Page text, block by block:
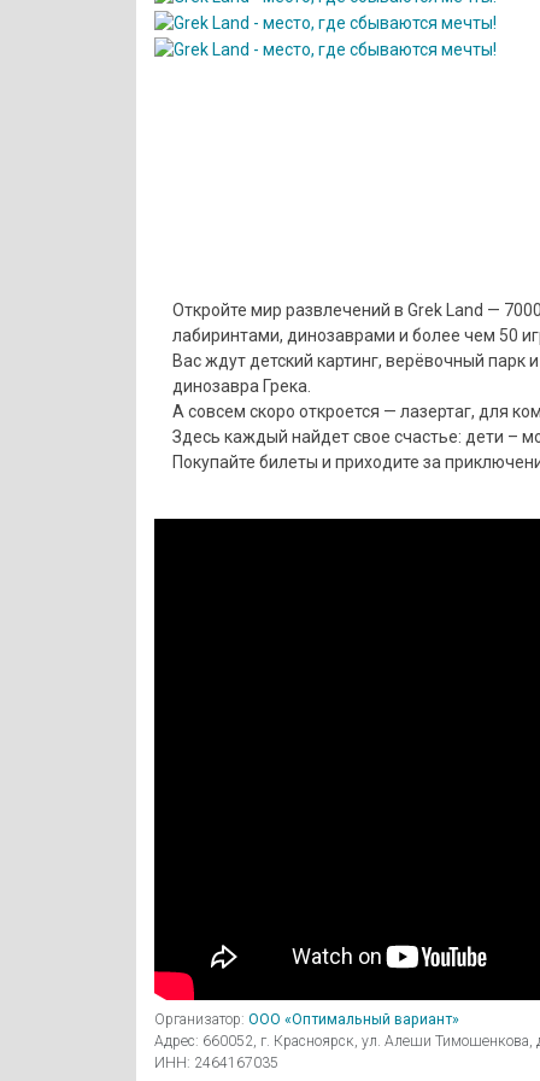
Откройте мир развлечений в Grek Land —
лабиринтами, динозаврами и более чем 50
Вас ждут детский картинг, верёвочный парк
динозавра Грека.
А совсем скоро откроется — лазертаг, для
Здесь каждый найдет свое счастье: дети –
Покупайте билеты и приходите за
Организатор: ООО «Оптимальный вариант»
Адрес: 660052, г. Красноярск, ул. Алеши Тимошенкова,
ИНН: 2464167035